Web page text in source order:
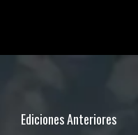
Ediciones Anteriores